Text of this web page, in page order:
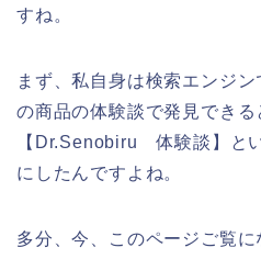
すね。
まず、私自身は検索エンジ
の商品の体験談で発見できる
【Dr.Senobiru 体験談】と
にしたんですよね。
多分、今、このページご覧